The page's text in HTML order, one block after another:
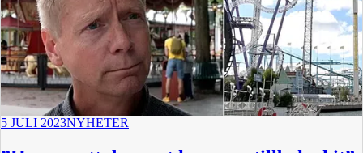
5 JULI 2023NYHETER